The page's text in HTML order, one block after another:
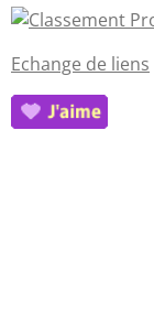
Echange de liens